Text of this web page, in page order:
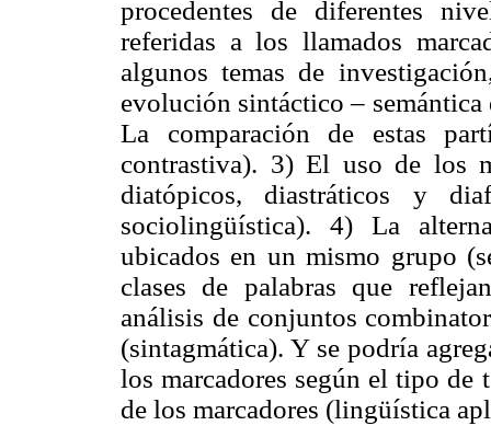
procedentes de diferentes
referidas a los llamados
algunos temas de
evolución sintáctico –
La comparación de estas
contrastiva). 3) El uso de los
diatópicos, diastráticos y
sociolingüística). 4) La
ubicados en un mismo grupo
clases de palabras que
análisis de conjuntos
(sintagmática). Y se podría
los marcadores según el tipo
de los marcadores (lingüística